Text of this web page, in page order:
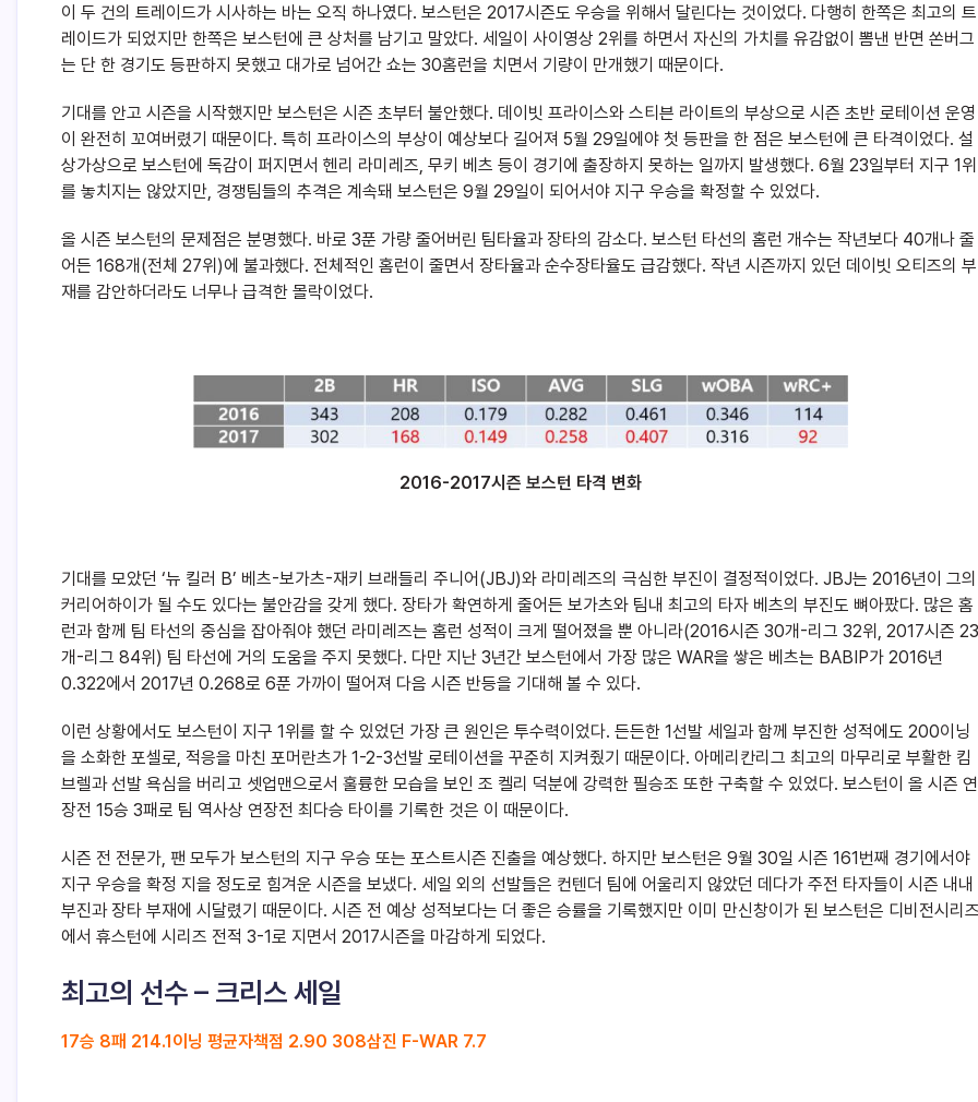
이 두 건의 트레이드가 시사하는 바는 오직 하나였다. 보스턴은 2017시즌도 우승을 위해서 달린다는 것이었다. 다행히 한쪽은 최고의 트
레이드가 되었지만 한쪽은 보스턴에 큰 상처를 남기고 말았다. 세일이 사이영상 2위를 하면서 자신의 가치를 유감없이 뽐낸 반면 쏜버그
는 단 한 경기도 등판하지 못했고 대가로 넘어간 쇼는 30홈런을 치면서 기량이 만개했기 때문이다.
기대를 안고 시즌을 시작했지만 보스턴은 시즌 초부터 불안했다. 데이빗 프라이스와 스티븐 라이트의 부상으로 시즌 초반 로테이션 운영
이 완전히 꼬여버렸기 때문이다. 특히 프라이스의 부상이 예상보다 길어져 5월 29일에야 첫 등판을 한 점은 보스턴에 큰 타격이었다. 설
상가상으로 보스턴에 독감이 퍼지면서 헨리 라미레즈, 무키 베츠 등이 경기에 출장하지 못하는 일까지 발생했다. 6월 23일부터 지구 1위
를 놓치지는 않았지만, 경쟁팀들의 추격은 계속돼 보스턴은 9월 29일이 되어서야 지구 우승을 확정할 수 있었다.
올 시즌 보스턴의 문제점은 분명했다. 바로 3푼 가량 줄어버린 팀타율과 장타의 감소다. 보스턴 타선의 홈런 개수는 작년보다 40개나 줄
어든 168개(전체 27위)에 불과했다. 전체적인 홈런이 줄면서 장타율과 순수장타율도 급감했다. 작년 시즌까지 있던 데이빗 오티즈의 부
재를 감안하더라도 너무나 급격한 몰락이었다.
2016-2017시즌 보스턴 타격 변화
기대를 모았던 ‘뉴 킬러 B’ 베츠-보가츠-재키 브래들리 주니어(JBJ)와 라미레즈의 극심한 부진이 결정적이었다. JBJ는 2016년이 그의
커리어하이가 될 수도 있다는 불안감을 갖게 했다. 장타가 확연하게 줄어든 보가츠와 팀내 최고의 타자 베츠의 부진도 뼈아팠다. 많은 홈
런과 함께 팀 타선의 중심을 잡아줘야 했던 라미레즈는 홈런 성적이 크게 떨어졌을 뿐 아니라(2016시즌 30개-리그 32위, 2017시즌 23
개-리그 84위) 팀 타선에 거의 도움을 주지 못했다. 다만 지난 3년간 보스턴에서 가장 많은 WAR을 쌓은 베츠는 BABIP가 2016년
0.322에서 2017년 0.268로 6푼 가까이 떨어져 다음 시즌 반등을 기대해 볼 수 있다.
이런 상황에서도 보스턴이 지구 1위를 할 수 있었던 가장 큰 원인은 투수력이었다. 든든한 1선발 세일과 함께 부진한 성적에도 200이닝
을 소화한 포셀로, 적응을 마친 포머란츠가 1-2-3선발 로테이션을 꾸준히 지켜줬기 때문이다. 아메리칸리그 최고의 마무리로 부활한 킴
브렐과 선발 욕심을 버리고 셋업맨으로서 훌륭한 모습을 보인 조 켈리 덕분에 강력한 필승조 또한 구축할 수 있었다. 보스턴이 올 시즌 연
장전 15승 3패로 팀 역사상 연장전 최다승 타이를 기록한 것은 이 때문이다.
시즌 전 전문가, 팬 모두가 보스턴의 지구 우승 또는 포스트시즌 진출을 예상했다. 하지만 보스턴은 9월 30일 시즌 161번째 경기에서야
지구 우승을 확정 지을 정도로 힘겨운 시즌을 보냈다. 세일 외의 선발들은 컨텐더 팀에 어울리지 않았던 데다가 주전 타자들이 시즌 내내
부진과 장타 부재에 시달렸기 때문이다. 시즌 전 예상 성적보다는 더 좋은 승률을 기록했지만 이미 만신창이가 된 보스턴은 디비전시리
에서 휴스턴에 시리즈 전적 3-1로 지면서 2017시즌을 마감하게 되었다.
최고의 선수 – 크리스 세일
17승 8패 214.1이닝 평균자책점 2.90 308삼진 F-WAR 7.7